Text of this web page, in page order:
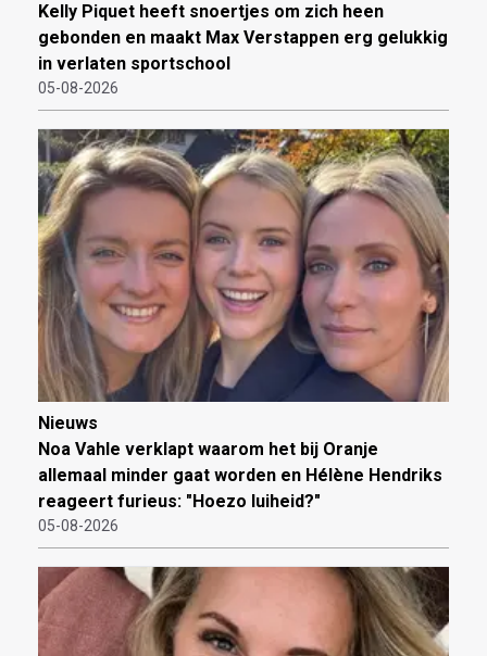
Kelly Piquet heeft snoertjes om zich heen
gebonden en maakt Max Verstappen erg gelukkig
in verlaten sportschool
05-08-2026
Nieuws
Noa Vahle verklapt waarom het bij Oranje
allemaal minder gaat worden en Hélène Hendriks
reageert furieus: "Hoezo luiheid?"
05-08-2026